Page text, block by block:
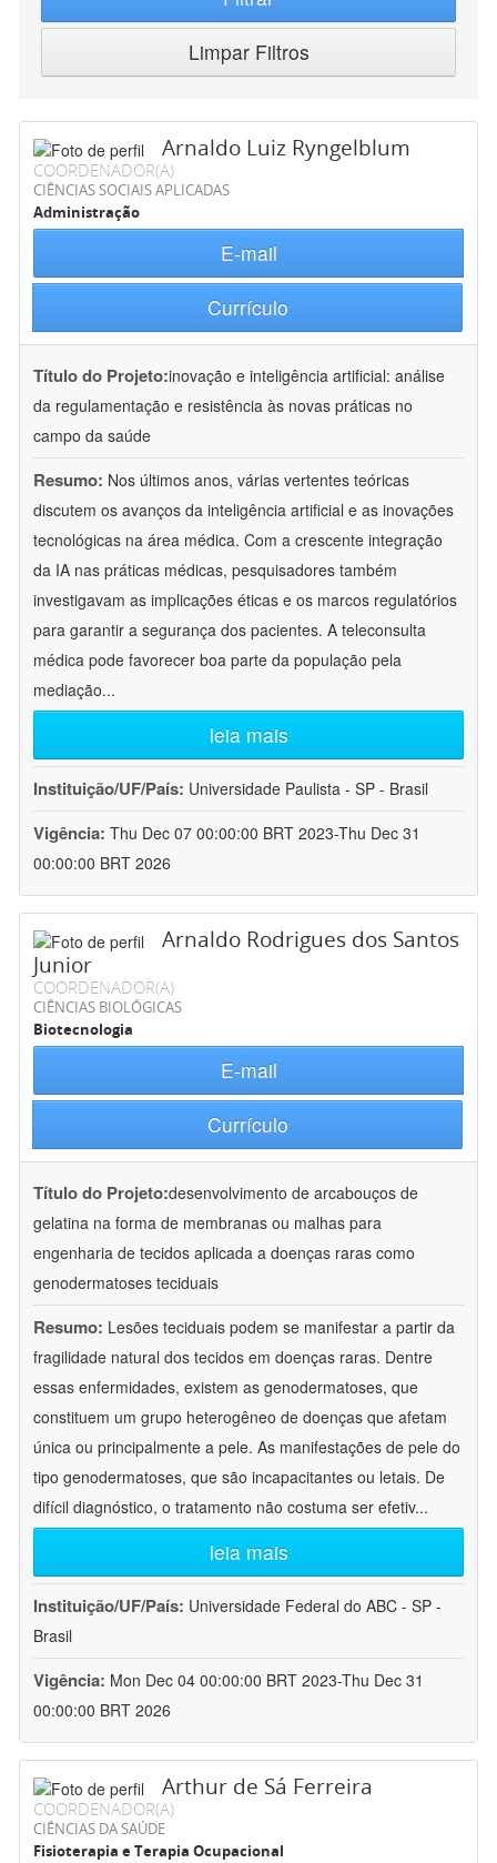
Limpar Filtros
Arnaldo Luiz Ryngelblum
COORDENADOR(A)
CIÊNCIAS SOCIAIS APLICADAS
Administração
E-mail
Currículo
Título do Projeto:inovação e inteligência artificial: análise
da regulamentação e resistência às novas práticas no
campo da saúde
Resumo: Nos últimos anos, várias vertentes teóricas
discutem os avanços da inteligência artificial e as inovações
tecnológicas na área médica. Com a crescente integração
da IA nas práticas médicas, pesquisadores também
investigavam as implicações éticas e os marcos regulatórios
para garantir a segurança dos pacientes. A teleconsulta
médica pode favorecer boa parte da população pela
mediação...
leia mais
Instituição/UF/País: Universidade Paulista - SP - Brasil
Vigência: Thu Dec 07 00:00:00 BRT 2023-Thu Dec 31
00:00:00 BRT 2026
Arnaldo Rodrigues dos Santos
Junior
COORDENADOR(A)
CIÊNCIAS BIOLÓGICAS
Biotecnologia
E-mail
Currículo
Título do Projeto:desenvolvimento de arcabouços de
gelatina na forma de membranas ou malhas para
engenharia de tecidos aplicada a doenças raras como
genodermatoses teciduais
Resumo: Lesões teciduais podem se manifestar a partir da
fragilidade natural dos tecidos em doenças raras. Dentre
essas enfermidades, existem as genodermatoses, que
constituem um grupo heterogêneo de doenças que afetam
única ou principalmente a pele. As manifestações de pele do
tipo genodermatoses, que são incapacitantes ou letais. De
difícil diagnóstico, o tratamento não costuma ser efetiv...
leia mais
Instituição/UF/País: Universidade Federal do ABC - SP -
Brasil
Vigência: Mon Dec 04 00:00:00 BRT 2023-Thu Dec 31
00:00:00 BRT 2026
Arthur de Sá Ferreira
COORDENADOR(A)
CIÊNCIAS DA SAÚDE
Fisioterapia e Terapia Ocupacional